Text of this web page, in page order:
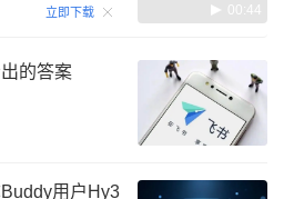
立即下载 00:44
的答案
Buddy用户Hy3